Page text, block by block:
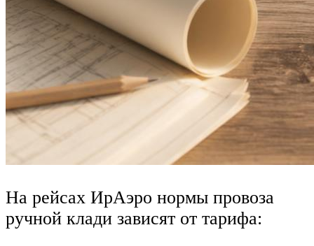
На рейсах ИрАэро нормы провоза
ручной клади зависят от тарифа: